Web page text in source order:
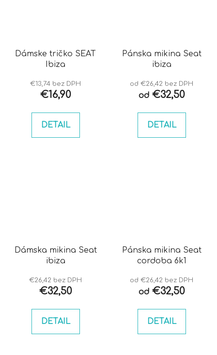
Dámske tričko SEAT
Ibiza
€13,74 bez DPH
€16,90
DETAIL
Pánska mikina Seat
ibiza
od €26,42 bez DPH
od€32,50
DETAIL
Dámska mikina Seat
ibiza
€26,42 bez DPH
€32,50
DETAIL
Pánska mikina Seat
cordoba 6k1
od €26,42 bez DPH
od€32,50
DETAIL